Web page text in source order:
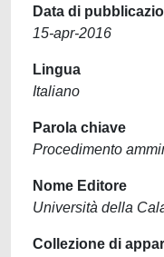
Data di
15-apr-2016
Lingua
Italiano
Parola chiave
Procedimento
Nome Editore
Università della
Collezione di